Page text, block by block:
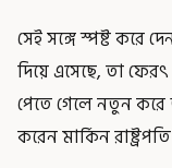
সেই সঙ্গে স্পষ্ট করে
দিয়ে এসেছে, তা
পেতে গেলে নতুন
করেন মার্কিন